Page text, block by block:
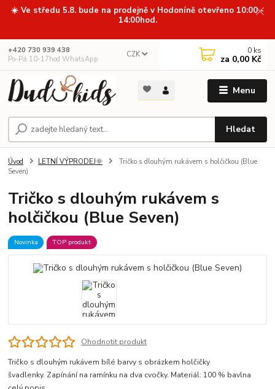
☀️ Ve středu 5.8. bude na prodejně v Hodoníně otevřeno 10:00 -
14:00hod.
Menu
CZK
Hledat
+420 730 939 438
Po-Pá 10-17hod WhatsApp
0 ks
za 0,00 Kč
Úvod LETNÍ VÝPRODEJ🌞
Tričko s dlouhým rukávem s holčičkou (Blue
Seven)
Tričko s dlouhým rukávem s
holčičkou (Blue Seven)
Novinka TOP produkt
Ohodnotit produkt
Tričko s dlouhým rukávem bílé barvy s obrázkem holčičky
švadlenky. Zapínání na ramínku na dva cvočky. Materiál: 100 % bavlna